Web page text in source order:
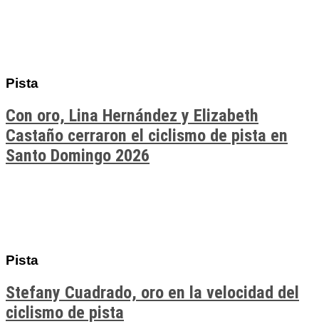
Pista
Con oro, Lina Hernández y Elizabeth
Castaño cerraron el ciclismo de pista en
Santo Domingo 2026
Pista
Stefany Cuadrado, oro en la velocidad del
ciclismo de pista